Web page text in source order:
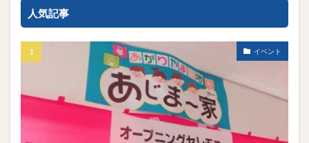
人気記事
イベント